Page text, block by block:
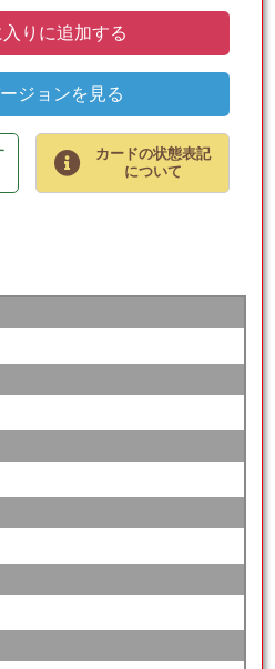
りに追加する
ジョンを見る
カードの状態表記
について